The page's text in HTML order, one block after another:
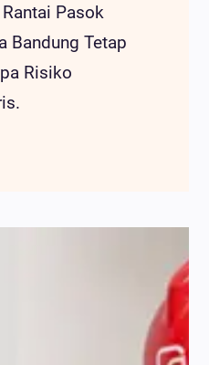
Pasok
Bandung Tetap
Risiko